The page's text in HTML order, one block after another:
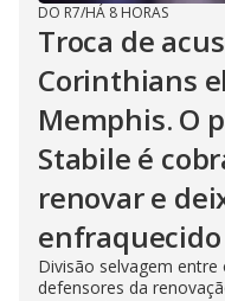
DO R7/HÁ 8 HORAS
Troca de
Corinthians
Memphis. O
Stabile é
renovar e
Divisão selvagem entre
defensores da